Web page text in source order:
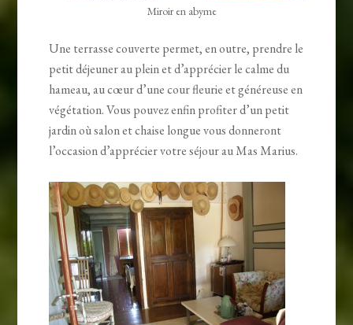
Miroir en abyme
Une terrasse couverte permet, en outre, prendre le
petit déjeuner au plein et d’apprécier le calme du
hameau, au cœur d’une cour fleurie et généreuse en
végétation. Vous pouvez enfin profiter d’un petit
jardin où salon et chaise longue vous donneront
l’occasion d’apprécier votre séjour au Mas Marius.